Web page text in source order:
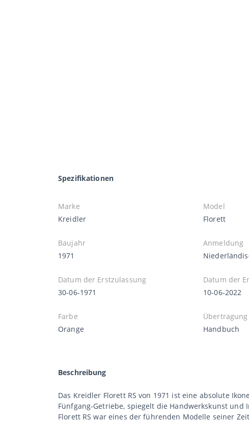
Spezifikationen
Marke
Kreidler
Model
Florett
Baujahr
1971
Anmeldung
Datum der Erstzulassung
30-06-1971
Datum der
10-06-2022
Farbe
Orange
Übertragung
Handbuch
Beschreibung
Das Kreidler Florett RS von 1971 ist eine absolute
Fünfgang-Getriebe, spiegelt die Handwerkskunst
Florett RS war eines der führenden Modelle seiner